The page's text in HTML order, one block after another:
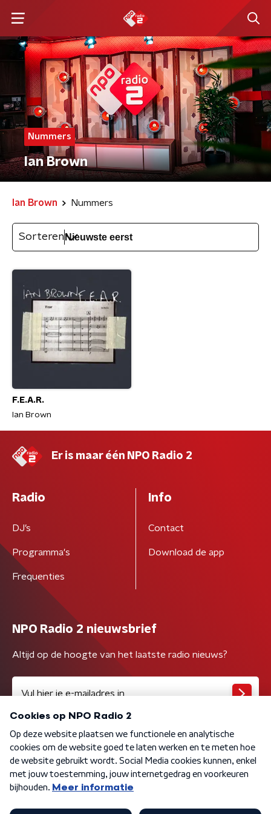
Nummers
Ian Brown
Ian Brown Nummers
Sorteren
F.E.A.R.
Ian Brown
Er is maar één NPO Radio 2
Radio
DJ’s
Programma's
Frequenties
Info
Contact
Download de app
NPO Radio 2 nieuwsbrief
Altijd op de hoogte van het laatste radio nieuws?
Algemene voorwaarden